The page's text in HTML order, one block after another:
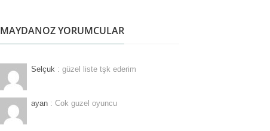
MAYDANOZ YORUMCULAR
Selçuk : güzel liste tşk ederim
ayan : Cok guzel oyuncu